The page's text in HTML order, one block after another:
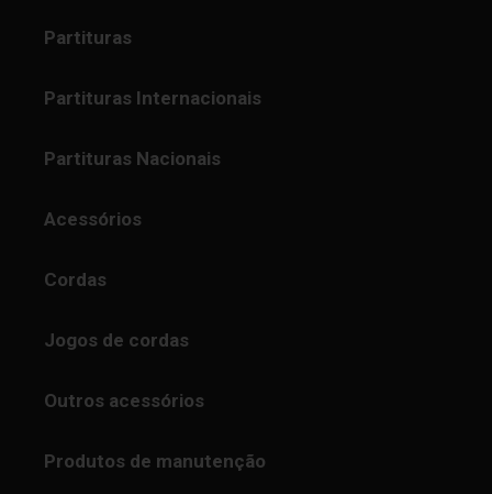
Partituras
Partituras Internacionais
Partituras Nacionais
Acessórios
Cordas
Jogos de cordas
Outros acessórios
Produtos de manutenção